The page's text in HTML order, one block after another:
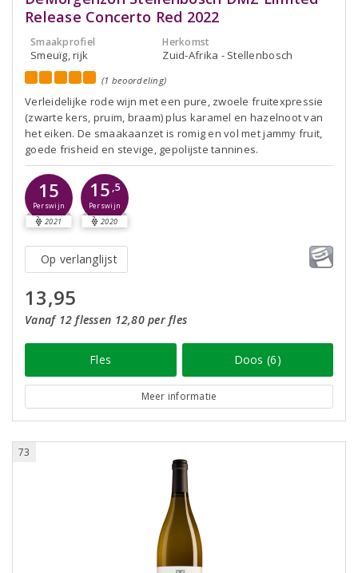
Release Concerto Red 2022
Smaakprofiel
Smeuïg, rijk
Herkomst
Zuid-Afrika - Stellenbosch
(1 beoordeling)
Verleidelijke rode wijn met een pure, zwoele fruitexpressie
(zwarte kers, pruim, braam) plus karamel en hazelnoot van
het eiken. De smaakaanzet is romig en vol met jammy fruit,
goede frisheid en stevige, gepolijste tannines.
15
Perswijn
2021
15 ,5
Perswijn
2020
Op verlanglijst
13,95
Vanaf 12 flessen 12,80 per fles
Fles Doos (6)
Meer informatie
73